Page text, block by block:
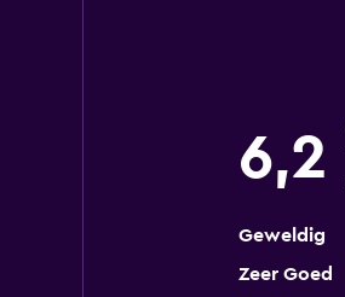
6,2
Geweldig
Zeer Goed